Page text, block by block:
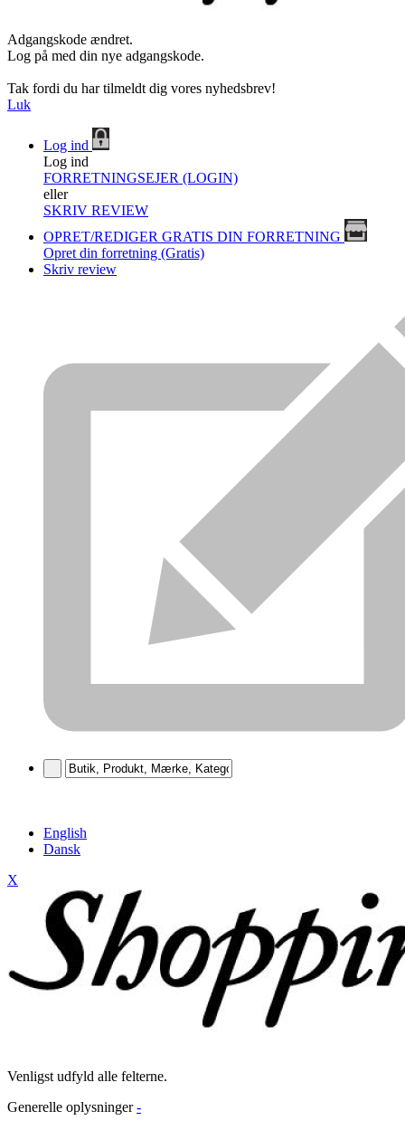
Adgangskode ændret.
Log på med din nye adgangskode.
Tak fordi du har tilmeldt dig vores nyhedsbrev!
Luk
Log ind
Log ind
FORRETNINGSEJER (LOGIN)
eller
SKRIV REVIEW
OPRET/REDIGER GRATIS DIN FORRETNING
Opret din forretning (Gratis)
Skriv review
English
Dansk
X
Venligst udfyld alle felterne.
Generelle oplysninger -